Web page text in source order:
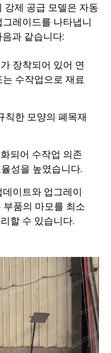
강제 공급 모델은 자동
레이드를 나타냅니
과 같습니다:
장착되어 있어 연
수작업으로 재료
칙한 모양의 폐목재
되어 수작업 의존
성을 높였습니다.
데이트와 업그레이
품의 마모를 최소
할 수 있습니다.